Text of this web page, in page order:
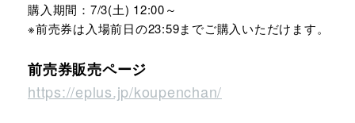
購入期間：7/3(土) 12:00～
※前売券は入場前日の23:59までご購入いただけます。
前売券販売ページ
https://eplus.jp/koupenchan/